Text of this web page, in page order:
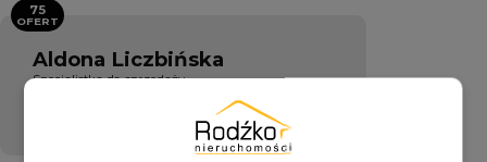
Aldona Liczbińska
Specjalistka ds. sprzedaży
75
OFERT